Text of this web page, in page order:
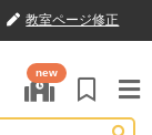
教室ページ修正
new